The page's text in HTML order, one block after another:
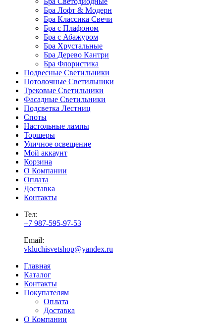
Бра Лофт & Модерн
Бра Классика Свечи
Бра с Плафоном
Бра с Абажуром
Бра Хрустальные
Бра Дерево Кантри
Бра Флористика
Подвесные Светильники
Потолочные Светильники
Трековые Светильники
Фасадные Светильники
Подсветка Лестниц
Споты
Настольные лампы
Торшеры
Уличное освещение
Мой аккаунт
Корзина
О Компании
Оплата
Доставка
Контакты
Тел:
+7 987-595-97-53
Email:
vkluchisvetshop@yandex.ru
Главная
Каталог
Контакты
Покупателям
Оплата
Доставка
О Компании